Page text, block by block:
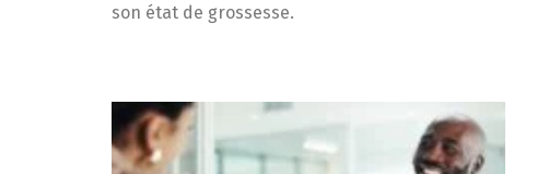
son état de grossesse.